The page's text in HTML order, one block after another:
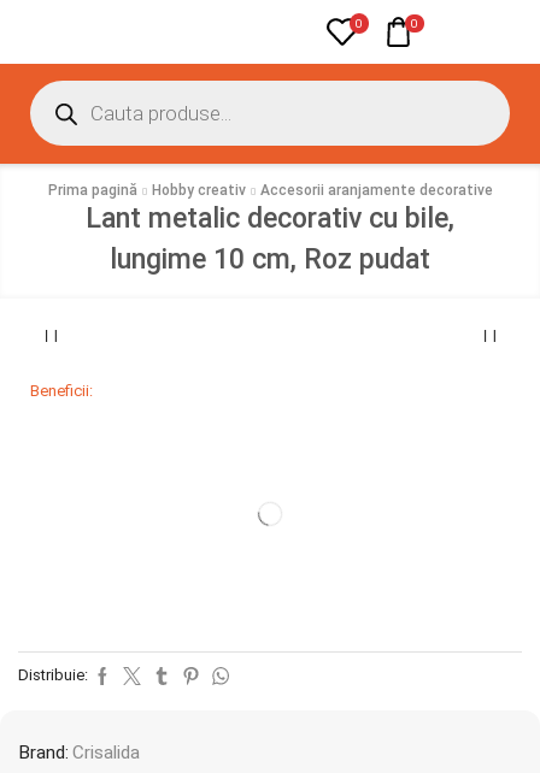
0 0
Prima pagină Hobby creativ Accesorii aranjamente decorative
Lant metalic decorativ cu bile,
lungime 10 cm, Roz pudat
Beneficii:
Distribuie:
Brand: Crisalida